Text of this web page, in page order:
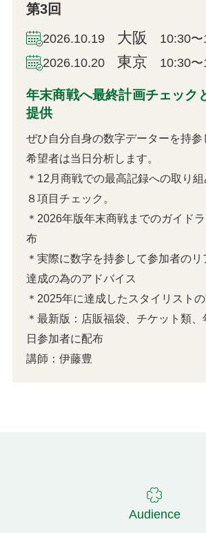
第3回
2026.10.19 大阪
10:30〜
2026.10.20 東京 10:30〜
年末商戦へ最終計画チェック
提供
ぜひ自分自身の数字データーを持参
希望者は当日分析します。
＊12月商戦での最高記録への取り
８項目チェック。
＊2026年版年末商戦までのガイド
布
＊実際に数字を持参して参加者のリ
達成の為のアドバイス
＊2025年に達成したスタイリスト
＊最新版：店販福袋、チケット類
日参加者に配布
講師：伊藤豊
Audience